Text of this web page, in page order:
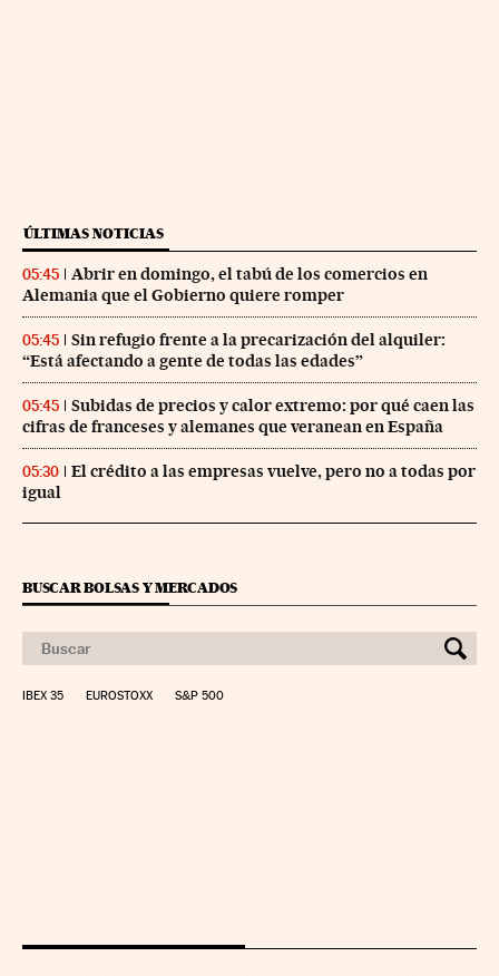
ÚLTIMAS NOTICIAS
05:45
Abrir en domingo, el tabú de los comercios en
Alemania que el Gobierno quiere romper
05:45
Sin refugio frente a la precarización del alquiler:
“Está afectando a gente de todas las edades”
05:45
Subidas de precios y calor extremo: por qué caen las
cifras de franceses y alemanes que veranean en España
05:30
El crédito a las empresas vuelve, pero no a todas por
igual
BUSCAR BOLSAS Y MERCADOS
IBEX 35 EUROSTOXX S&P 500